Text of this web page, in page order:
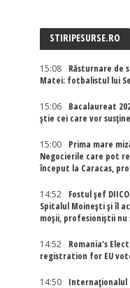
STIRIPESURSE.RO
15:08
Răsturnare de
Matei: fotbalistul lui
15:06
Bacalaureat
știe cei care vor
15:00
Prima mare
Negocierile care pot
început la Caracas,
14:52
Fostul șef
Spitalul Moinești și îl
moșii, profesioniștii nu
14:52
Romania's
registration for EU
14:50
Internaţionalul